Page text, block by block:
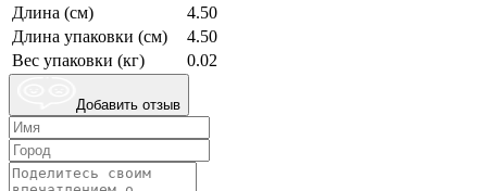
Длина (см)
4.50
Длина упаковки (см)
4.50
Вес упаковки (кг)
0.02
Добавить отзыв